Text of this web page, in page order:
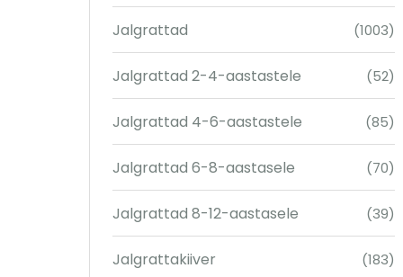
Jalgrattad (1003)
Jalgrattad 2-4-aastastele (52)
Jalgrattad 4-6-aastastele (85)
Jalgrattad 6-8-aastasele (70)
Jalgrattad 8-12-aastasele (39)
Jalgrattakiiver (183)